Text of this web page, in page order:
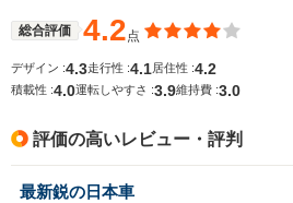
総合評価 4.2点
デザイン :4.3走行性 :4.1居住性 :4.2
積載性 :4.0運転しやすさ :3.9維持費 :3.0
評価の高いレビュー・評判
最新鋭の日本車